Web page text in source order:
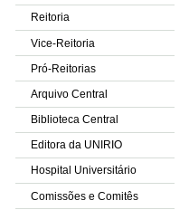
Reitoria
Vice-Reitoria
Pró-Reitorias
Arquivo Central
Biblioteca Central
Editora da UNIRIO
Hospital Universitário
Comissões e Comitês